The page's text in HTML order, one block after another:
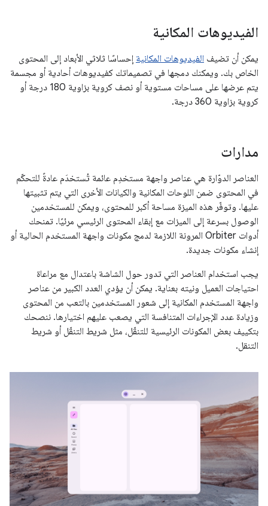
الفيديوهات المكانية
يمكن أن تضيف الفيديوهات المكانية إحساسًا ثلاثي الأبعاد إلى المحتوى
الخاص بك. ويمكنك دمجها في تصميماتك كفيديوهات أحادية أو مجسمة
يتم عرضها على مساحات مستوية أو نصف كروية بزاوية 180 درجة أو
كروية بزاوية 360 درجة.
مدارات
العناصر الدوّارة هي عناصر واجهة مستخدِم عائمة تُستخدَم عادةً للتحكّم
في المحتوى ضمن اللوحات المكانية والكيانات الأخرى التي يتم تثبيتها
عليها. وتوفّر هذه الميزة مساحة أكبر للمحتوى، ويمكن للمستخدمين
الوصول بسرعة إلى الميزات مع إبقاء المحتوى الرئيسي مرئيًا. تمنحك
أدوات Orbiter المرونة اللازمة لدمج مكونات واجهة المستخدم الحالية أو
إنشاء مكونات جديدة.
يجب استخدام العناصر التي تدور حول الشاشة باعتدال مع مراعاة
احتياجات العميل ونيته بعناية. يمكن أن يؤدي العدد الكبير من عناصر
واجهة المستخدم المكانية إلى شعور المستخدمين بالتعب من المحتوى
وزيادة عدد الإجراءات المتنافسة التي يصعب عليهم اختيارها. ننصحك
بتكييف بعض المكونات الرئيسية للتنقّل، مثل شريط التنقّل أو شريط
التنقل.